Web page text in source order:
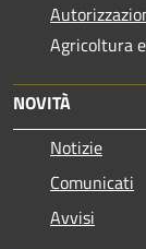
Agricoltura
NOVITÀ
Notizie
Comunicati
Avvisi